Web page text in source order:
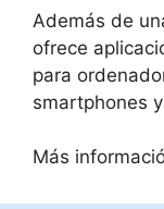
Además de
ofrece
para
smartphones
Más